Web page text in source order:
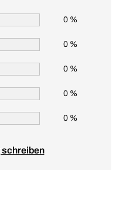
0 %
0 %
0 %
0 %
0 %
schreiben